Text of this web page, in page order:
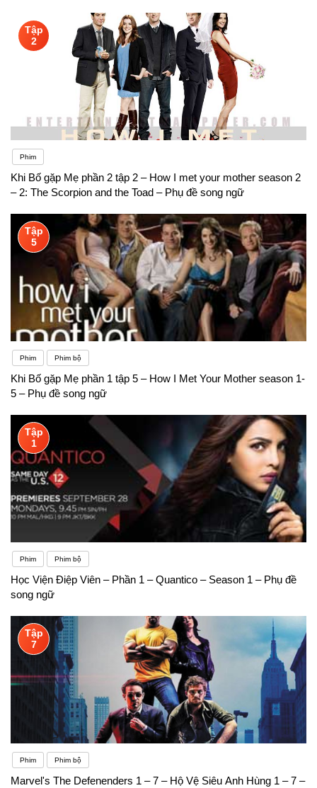
Tập
2
Phim
Khi Bố gặp Mẹ phần 2 tập 2 – How I met your mother season 2
– 2: The Scorpion and the Toad – Phụ đề song ngữ
Tập
5
Phim Phim bộ
Khi Bố gặp Mẹ phần 1 tập 5 – How I Met Your Mother season 1-
5 – Phụ đề song ngữ
Tập
1
Phim Phim bộ
Học Viện Điệp Viên – Phần 1 – Quantico – Season 1 – Phụ đề
song ngữ
Tập
7
Phim Phim bộ
Marvel's The Defenenders 1 – 7 – Hộ Vệ Siêu Anh Hùng 1 – 7 –